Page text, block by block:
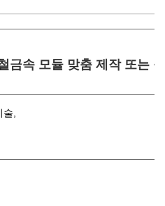
금속 모듈 맞춤 제작 또는
,